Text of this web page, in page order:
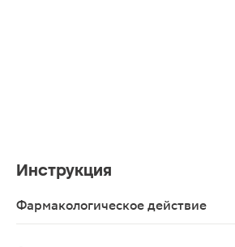
Инструкция
Фармакологическое действие